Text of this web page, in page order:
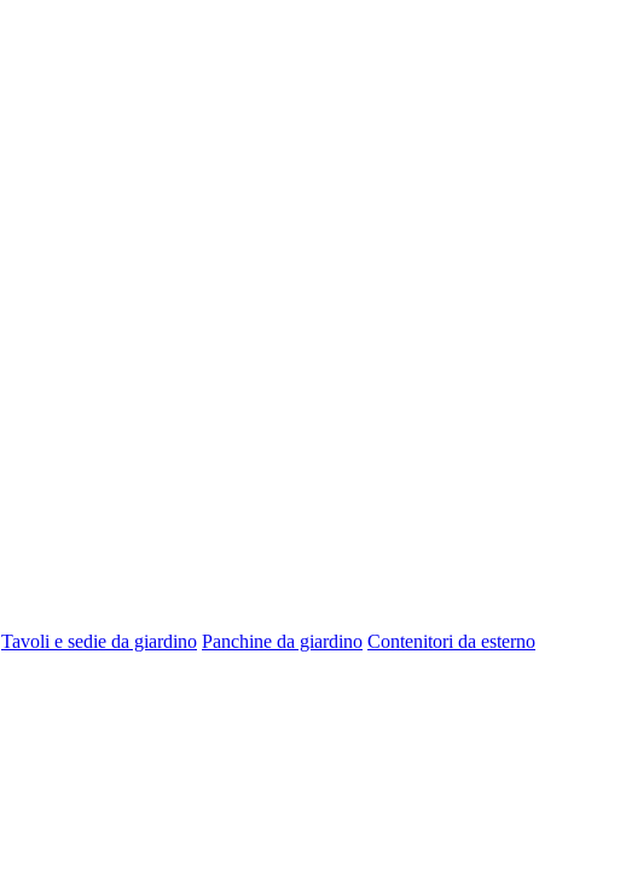
Tavoli e sedie da giardino Panchine da giardino Contenitori da esterno